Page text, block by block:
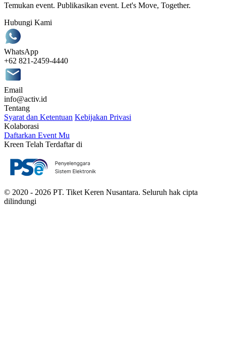
Temukan event. Publikasikan event. Let's Move, Together.
Hubungi Kami
WhatsApp
+62 821-2459-4440
Email
info@activ.id
Tentang
Syarat dan Ketentuan Kebijakan Privasi
Kolaborasi
Daftarkan Event Mu
Kreen Telah Terdaftar di
© 2020 - 2026 PT. Tiket Keren Nusantara. Seluruh hak cipta
dilindungi